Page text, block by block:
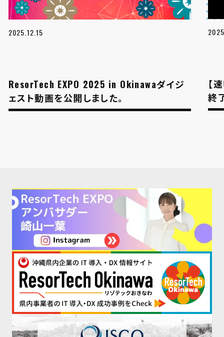
2025.12.15
ResorTech EXPO 2025 in Okinawaダイジ
ェスト動画を公開しました。
【
終